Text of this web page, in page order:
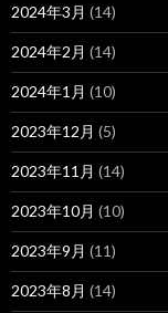
2024年3月 (14)
2024年2月 (14)
2024年1月 (10)
2023年12月 (5)
2023年11月 (14)
2023年10月 (10)
2023年9月 (11)
2023年8月 (14)